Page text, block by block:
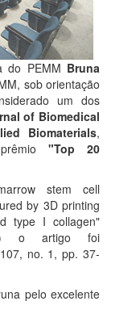
do PEMM Bruna
sob orientação
um dos
of Biomedical
Biomaterials,
"Top 20
stem cell
by 3D printing
type I collagen"
o artigo foi
no. 1, pp. 37-
pelo excelente